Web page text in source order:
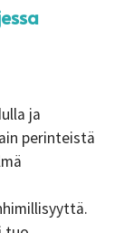
ja
perinteistä